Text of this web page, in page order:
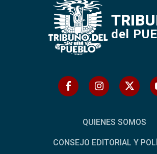
del
QUIENES SOMOS
CONSEJO EDITORIAL Y